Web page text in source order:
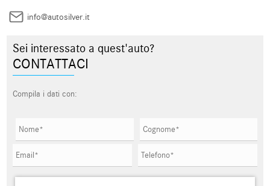
Volante multifunzione
info@autosilver.it
Sei interessato a quest'auto?
CONTATTACI
Compila i dati con: